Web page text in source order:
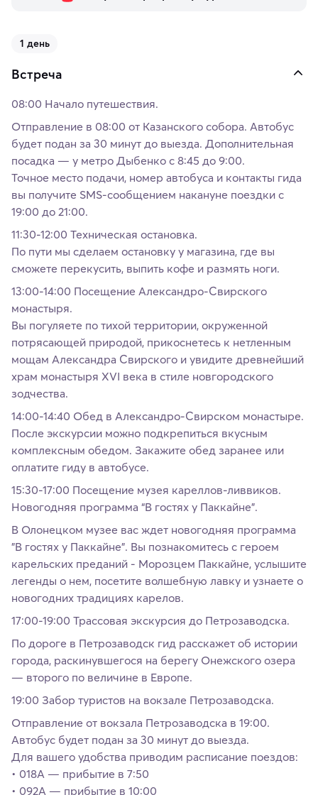
1 день
Встреча
08:00 Начало путешествия.
Отправление в 08:00 от Казанского собора. Автобус
будет подан за 30 минут до выезда. Дополнительная
посадка — у метро Дыбенко с 8:45 до 9:00.
Точное место подачи, номер автобуса и контакты гида
вы получите SMS-сообщением накануне поездки с
19:00 до 21:00.
11:30-12:00 Техническая остановка.
По пути мы сделаем остановку у магазина, где вы
сможете перекусить, выпить кофе и размять ноги.
13:00-14:00 Посещение Александро-Свирского
монастыря.
Вы погуляете по тихой территории, окруженной
потрясающей природой, прикоснетесь к нетленным
мощам Александра Свирского и увидите древнейший
храм монастыря XVI века в стиле новгородского
зодчества.
14:00-14:40 Обед в Александро-Свирском монастыре.
После экскурсии можно подкрепиться вкусным
комплексным обедом. Закажите обед заранее или
оплатите гиду в автобусе.
15:30-17:00 Посещение музея кареллов-ливвиков.
Новогодняя программа “В гостях у Паккайне”.
В Олонецком музее вас ждет новогодняя программа
"В гостях у Паккайне". Вы познакомитесь с героем
карельских преданий - Морозцем Паккайне, услышите
легенды о нем, посетите волшебную лавку и узнаете о
новогодних традициях карелов.
17:00-19:00 Трассовая экскурсия до Петрозаводска.
По дороге в Петрозаводск гид расскажет об истории
города, раскинувшегося на берегу Онежского озера
— второго по величине в Европе.
19:00 Забор туристов на вокзале Петрозаводска.
Отправление от вокзала Петрозаводска в 19:00.
Автобус будет подан за 30 минут до выезда.
Для вашего удобства приводим расписание поездов:
• 018А — прибытие в 7:50
• 092А — прибытие в 10:00